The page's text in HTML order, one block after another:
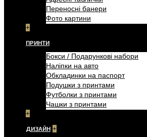
Переносні банери
Фото картини
+
ПРИНТИ
Бокси / Подарункові набори
Наліпки на авто
Обкладинки на паспорт
Подушки з принтами
Футболки з принтами
Чашки з принтами
+
ДИЗАЙН +